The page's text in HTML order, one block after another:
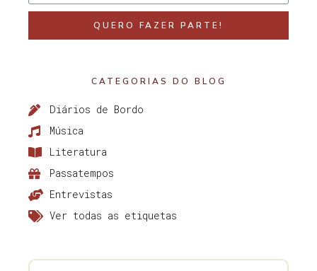
QUERO FAZER PARTE!
CATEGORIAS DO BLOG
Diários de Bordo
Música
Literatura
Passatempos
Entrevistas
Ver todas as etiquetas